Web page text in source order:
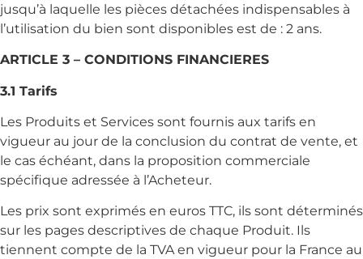
jusqu’à laquelle les pièces détachées indispensables à
l’utilisation du bien sont disponibles est de : 2 ans.
ARTICLE 3 – CONDITIONS FINANCIERES
3.1 Tarifs
Les Produits et Services sont fournis aux tarifs en
vigueur au jour de la conclusion du contrat de vente, et
le cas échéant, dans la proposition commerciale
spécifique adressée à l’Acheteur.
Les prix sont exprimés en euros TTC, ils sont déterminés
sur les pages descriptives de chaque Produit. Ils
tiennent compte de la TVA en vigueur pour la France au